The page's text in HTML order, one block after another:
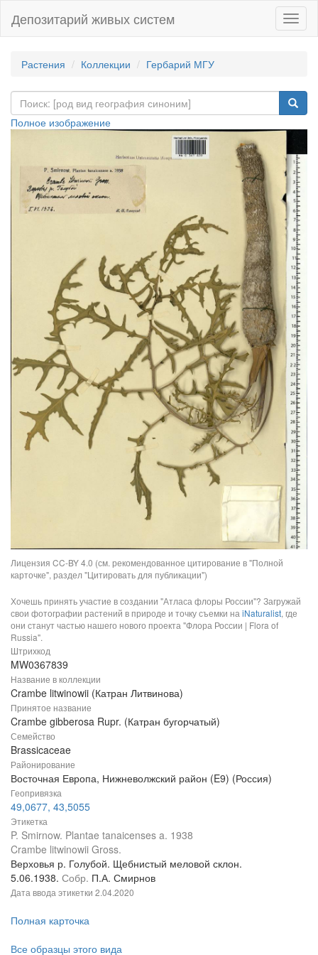
Депозитарий живых систем
Растения Коллекции Гербарий МГУ
Полное изображение
Лицензия CC-BY 4.0 (см. рекомендованное цитирование в "Полной
карточке", раздел "Цитировать для публикации")
Хочешь принять участие в создании "Атласа флоры России"? Загружай
свои фотографии растений в природе и точку съемки на iNaturalist, где
они станут частью нашего нового проекта "Флора России | Flora of
Russia".
Штрихкод
MW0367839
Название в коллекции
Crambe litwinowii (Катран Литвинова)
Принятое название
Crambe gibberosa Rupr. (Катран бугорчатый)
Семейство
Brassicaceae
Районирование
Восточная Европа, Нижневолжский район (E9) (Россия)
Геопривязка
49,0677, 43,5055
Этикетка
P. Smirnow. Plantae tanaicenses a. 1938
Crambe litwinowii Gross.
Верховья р. Голубой. Щебнистый меловой склон.
5.06.1938. Собр. П.А. Смирнов
Дата ввода этикетки 2.04.2020
Полная карточка
Все образцы этого вида